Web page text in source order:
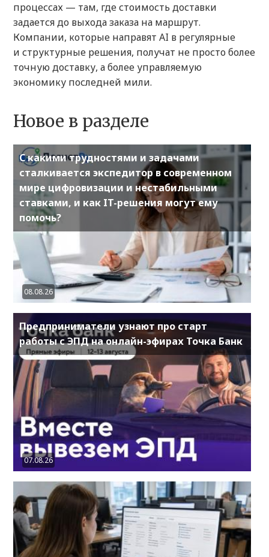
процессах — там, где стоимость доставки
задается до выхода заказа на маршрут.
Компании, которые направят AI в регулярные
и структурные решения, получат не просто более
точную доставку, а более управляемую
экономику последней мили.
Новое в разделе
С какими трудностями и задачами
сталкивается экспедитор в современном
мире цифровизации и нестабильными
ставками, и как IT-решения могут ему
помочь?
08.08.26
Предприниматели узнают про старт
работы с ЭПД на онлайн-эфирах Точка Банк
07.08.26